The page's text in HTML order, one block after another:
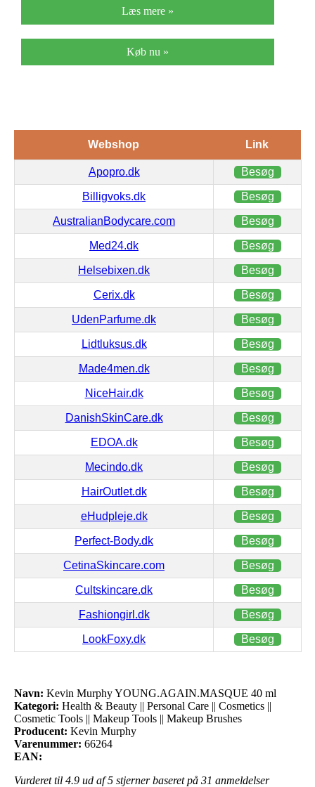
Læs mere »
Køb nu »
Webshop Link
Apopro.dk Besøg
Billigvoks.dk Besøg
AustralianBodycare.com Besøg
Med24.dk Besøg
Helsebixen.dk Besøg
Cerix.dk Besøg
UdenParfume.dk Besøg
Lidtluksus.dk Besøg
Made4men.dk Besøg
NiceHair.dk Besøg
DanishSkinCare.dk Besøg
EDOA.dk Besøg
Mecindo.dk Besøg
HairOutlet.dk Besøg
eHudpleje.dk Besøg
Perfect-Body.dk Besøg
CetinaSkincare.com Besøg
Cultskincare.dk Besøg
Fashiongirl.dk Besøg
LookFoxy.dk Besøg
Navn: Kevin Murphy YOUNG.AGAIN.MASQUE 40 ml
Kategori: Health & Beauty || Personal Care || Cosmetics ||
Cosmetic Tools || Makeup Tools || Makeup Brushes
Producent: Kevin Murphy
Varenummer: 66264
EAN:
Vurderet til 4.9 ud af 5 stjerner baseret på 31 anmeldelser